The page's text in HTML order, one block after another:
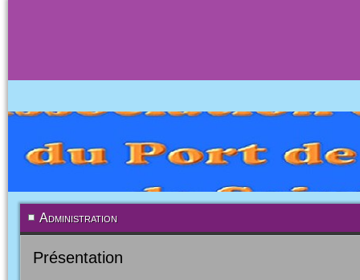
Administration
Présentation